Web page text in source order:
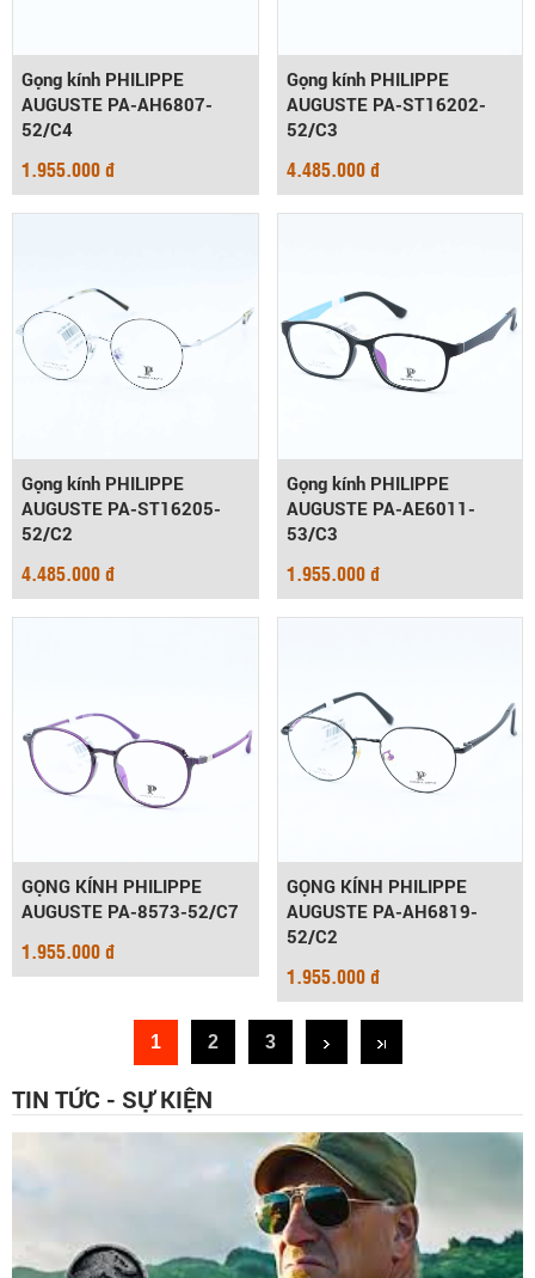
Gọng kính PHILIPPE
AUGUSTE PA-AH6807-
52/C4
1.955.000 đ
Gọng kính PHILIPPE
AUGUSTE PA-ST16202-
52/C3
4.485.000 đ
Gọng kính PHILIPPE
AUGUSTE PA-ST16205-
52/C2
4.485.000 đ
Gọng kính PHILIPPE
AUGUSTE PA-AE6011-
53/C3
1.955.000 đ
GỌNG KÍNH PHILIPPE
AUGUSTE PA-8573-52/C7
1.955.000 đ
GỌNG KÍNH PHILIPPE
AUGUSTE PA-AH6819-
52/C2
1.955.000 đ
1 2 3
TIN TỨC - SỰ KIỆN